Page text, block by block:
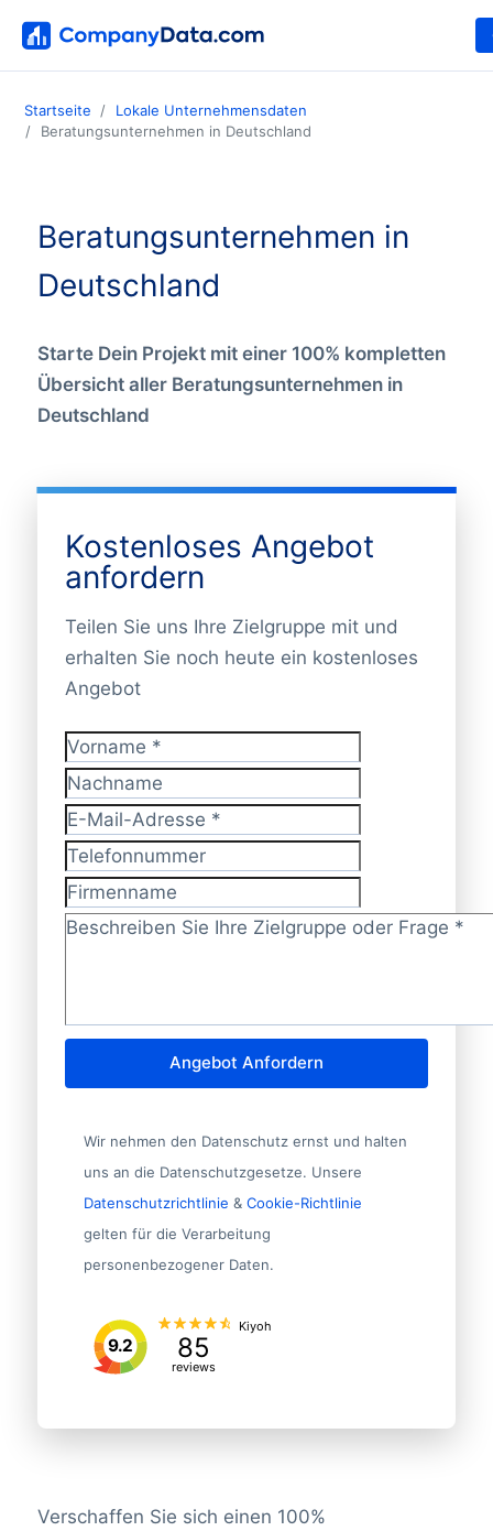
Startseite
Lokale Unternehmensdaten
Beratungsunternehmen in Deutschland
Beratungsunternehmen in
Deutschland
Starte Dein Projekt mit einer 100% kompletten
Übersicht aller Beratungsunternehmen in
Deutschland
Kostenloses Angebot
anfordern
Teilen Sie uns Ihre Zielgruppe mit und
erhalten Sie noch heute ein kostenloses
Angebot
Vorname*
Nachname
E-Mail-Adresse*
Telefonnummer
Firmenname
Zielgruppe/Frage?
Angebot Anfordern
Wir nehmen den Datenschutz ernst und halten
uns an die Datenschutzgesetze. Unsere
Datenschutzrichtlinie & Cookie-Richtlinie
gelten für die Verarbeitung
personenbezogener Daten.
9.2 85
reviews
Kiyoh
Verschaffen Sie sich einen 100%